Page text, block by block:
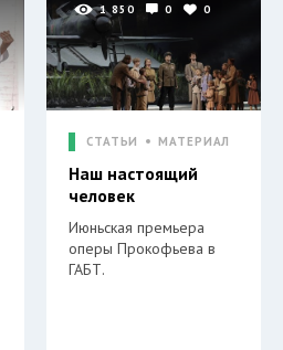
1 850 0 0
СТАТЬИ МАТЕРИАЛ
Наш настоящий
человек
Июньская премьера
оперы Прокофьева в
ГАБТ.